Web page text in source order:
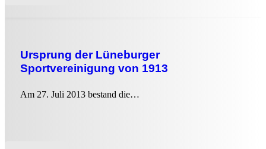
Ursprung der Lüneburger
Sportvereinigung von 1913
Am 27. Juli 2013 bestand die…